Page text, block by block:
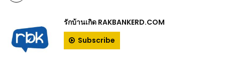
รักบ้านเกิด RAKBANKERD.COM
Subscribe